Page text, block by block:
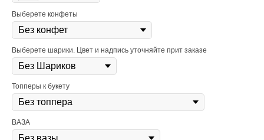
Выберете конфеты
Выберете шарики. Цвет и надпись уточняйте прит заказе
Топперы к букету
ВАЗА